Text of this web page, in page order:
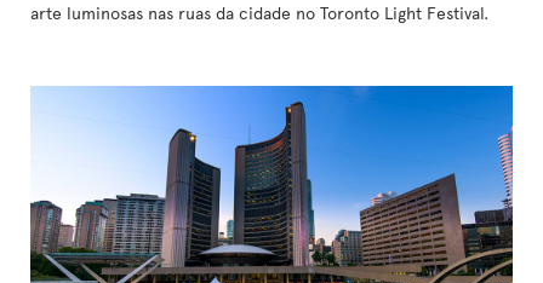
arte luminosas nas ruas da cidade no Toronto Light Festival.